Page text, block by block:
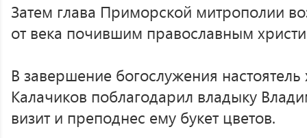
Затем глава Приморской митрополии
от века почившим православным
В завершение богослужения
Калачиков поблагодарил владыку
визит и преподнес ему букет цветов.